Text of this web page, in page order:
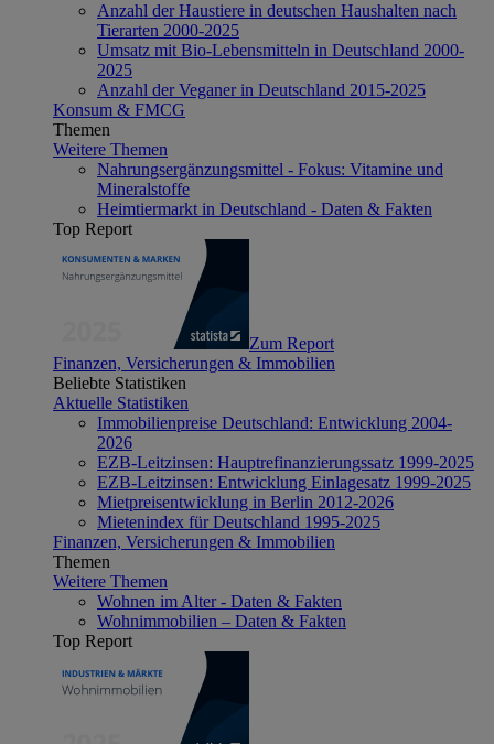
Anzahl der Haustiere in deutschen Haushalten nach
Tierarten 2000-2025
Umsatz mit Bio-Lebensmitteln in Deutschland 2000-
2025
Anzahl der Veganer in Deutschland 2015-2025
Konsum & FMCG
Themen
Weitere Themen
Nahrungsergänzungsmittel - Fokus: Vitamine und
Mineralstoffe
Heimtiermarkt in Deutschland - Daten & Fakten
Top Report
Zum Report
Finanzen, Versicherungen & Immobilien
Beliebte Statistiken
Aktuelle Statistiken
Immobilienpreise Deutschland: Entwicklung 2004-
2026
EZB-Leitzinsen: Hauptrefinanzierungssatz 1999-2025
EZB-Leitzinsen: Entwicklung Einlagesatz 1999-2025
Mietpreisentwicklung in Berlin 2012-2026
Mietenindex für Deutschland 1995-2025
Finanzen, Versicherungen & Immobilien
Themen
Weitere Themen
Wohnen im Alter - Daten & Fakten
Wohnimmobilien – Daten & Fakten
Top Report